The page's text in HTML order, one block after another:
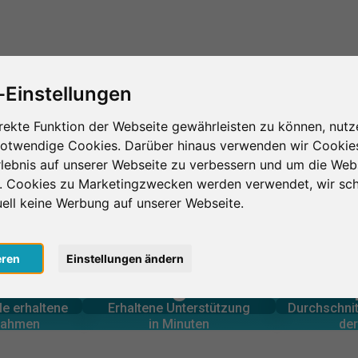
Funktion der Webseite gewährleisten zu können,
Cookies. Darüber hinaus verwenden wir
auf unserer Webseite zu verbessern und um die
Cookies zu Marketingzwecken werden verwendet, wir
keine Werbung auf unserer Webseite.
Einstellungen ändern
erhaltene
erbrachte 0
Erhaltene Unterstützung
in Minuten
0
Geleistete Unterstützung
Anzahl